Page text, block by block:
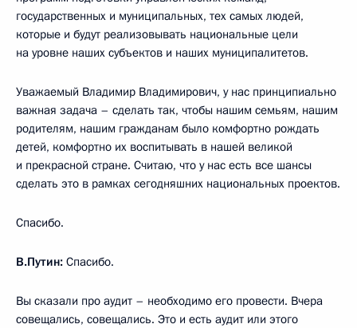
государственных и муниципальных, тех самых людей,
которые и будут реализовывать национальные цели
на уровне наших субъектов и наших муниципалитетов.
Уважаемый Владимир Владимирович, у нас принципиально
важная задача – сделать так, чтобы нашим семьям, нашим
родителям, нашим гражданам было комфортно рождать
детей, комфортно их воспитывать в нашей великой
и прекрасной стране. Считаю, что у нас есть все шансы
сделать это в рамках сегодняшних национальных проектов.
Спасибо.
В.Путин: Спасибо.
Вы сказали про аудит – необходимо его провести. Вчера
совещались, совещались. Это и есть аудит или этого